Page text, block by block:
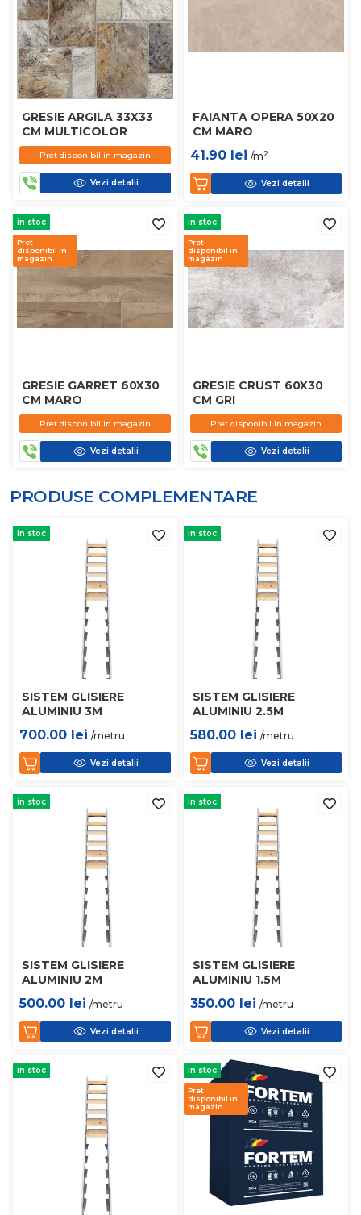
GRESIE ARGILA 33X33
CM MULTICOLOR
Pret disponibil in magazin
Vezi detalii
FAIANTA OPERA 50X20
CM MARO
41.90 lei /m2
Vezi detalii
in stoc
Pret
disponibil in
magazin
GRESIE GARRET 60X30
CM MARO
Pret disponibil in magazin
Vezi detalii
in stoc
Pret
disponibil in
magazin
GRESIE CRUST 60X30
CM GRI
Pret disponibil in magazin
Vezi detalii
PRODUSE COMPLEMENTARE
in stoc
SISTEM GLISIERE
ALUMINIU 3M
700.00 lei /metru
Vezi detalii
in stoc
SISTEM GLISIERE
ALUMINIU 2.5M
580.00 lei /metru
Vezi detalii
in stoc
SISTEM GLISIERE
ALUMINIU 2M
500.00 lei /metru
Vezi detalii
in stoc
SISTEM GLISIERE
ALUMINIU 1.5M
350.00 lei /metru
Vezi detalii
in stoc in stoc
Pret
disponibil in
magazin